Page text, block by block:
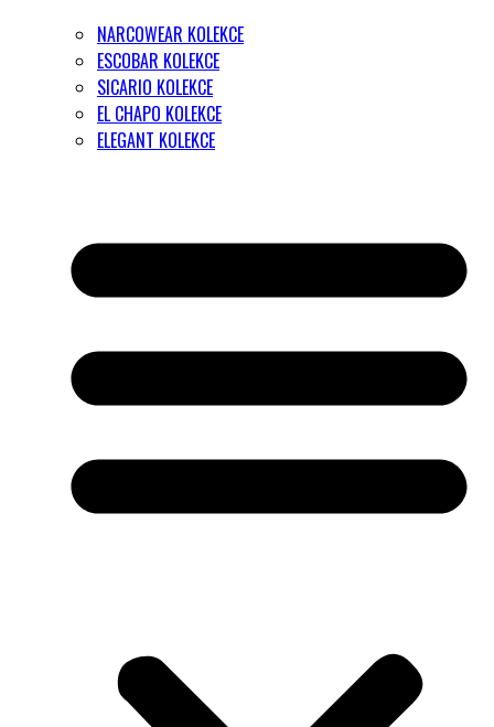
NARCOWEAR KOLEKCE
ESCOBAR KOLEKCE
SICARIO KOLEKCE
EL CHAPO KOLEKCE
ELEGANT KOLEKCE